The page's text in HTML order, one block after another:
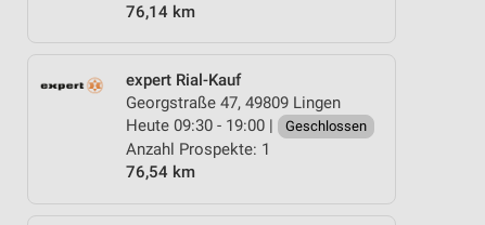
76,14 km
expert Rial-Kauf
Georgstraße 47, 49809 Lingen
Heute 09:30 - 19:00 |
Geschlossen
Anzahl Prospekte: 1
76,54 km